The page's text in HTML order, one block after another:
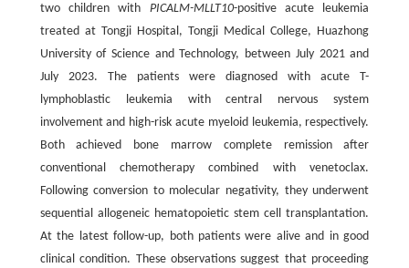
two children with PICALM-MLLT10-positive acute leukemia
treated at Tongji Hospital, Tongji Medical College, Huazhong
University of Science and Technology, between July 2021 and
July 2023. The patients were diagnosed with acute T-
lymphoblastic leukemia with central nervous system
involvement and high-risk acute myeloid leukemia, respectively.
Both achieved bone marrow complete remission after
conventional chemotherapy combined with venetoclax.
Following conversion to molecular negativity, they underwent
sequential allogeneic hematopoietic stem cell transplantation.
At the latest follow-up, both patients were alive and in good
clinical condition. These observations suggest that proceeding